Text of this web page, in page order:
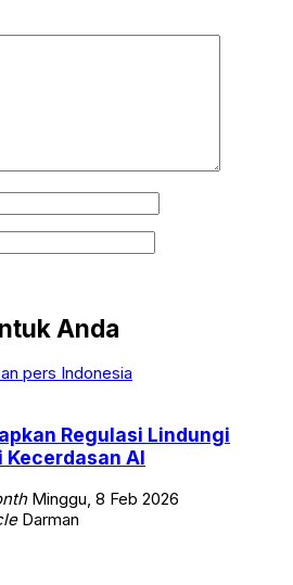
Anda
Regulasi Lindungi
Kecerdasan AI
Minggu, 8 Feb 2026
Darman